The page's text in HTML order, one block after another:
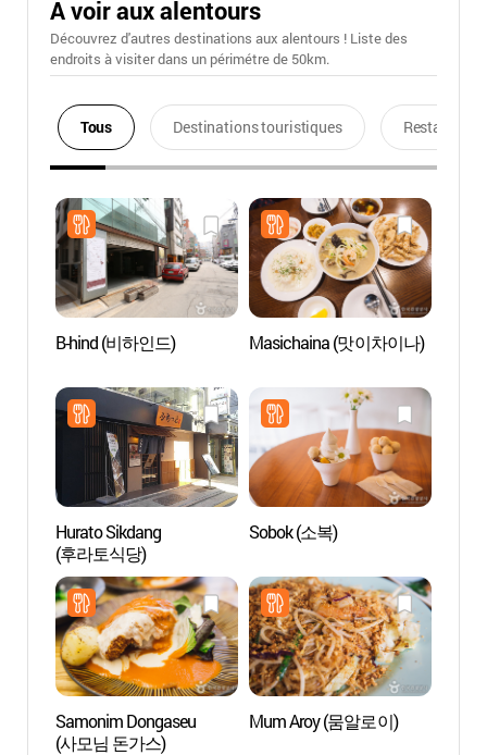
A voir aux alentours
Découvrez d'autres destinations aux alentours ! Liste des
endroits à visiter dans un périmétre de 50km.
Tous Destinations touristiques Restaurants
B-hind (비하인드) Masichaina (맛이차이나)
Hurato Sikdang
(후라토식당)
Sobok (소복)
Samonim Dongaseu
(사모님 돈가스)
Mum Aroy (뭄알로이)